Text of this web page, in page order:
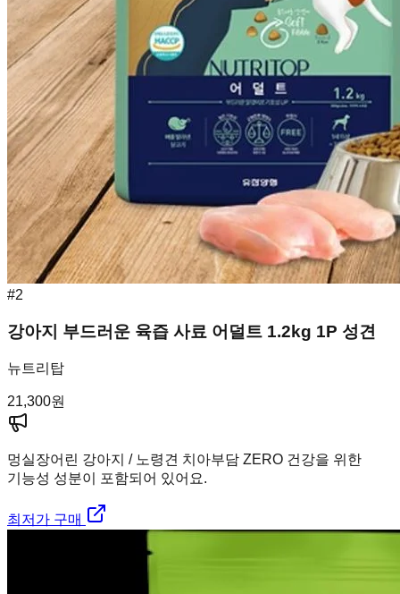
#2
강아지 부드러운 육즙 사료 어덜트 1.2kg 1P 성견
뉴트리탑
21,300원
멍실장어린 강아지 / 노령견 치아부담 ZERO 건강을 위한
기능성 성분이 포함되어 있어요.
최저가 구매